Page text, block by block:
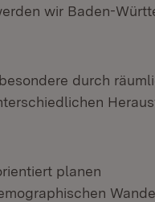
wir Baden-
durch
planen